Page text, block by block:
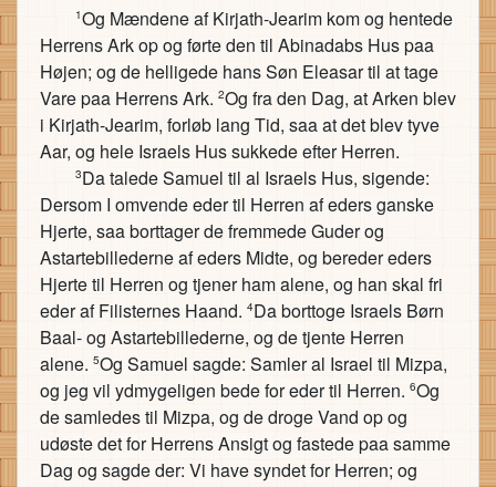
1Og Mændene af Kirjath-Jearim kom og hentede
Herrens Ark op og førte den til Abinadabs Hus paa
Højen; og de helligede hans Søn Eleasar til at tage
Vare paa Herrens Ark. 2Og fra den Dag, at Arken blev
i Kirjath-Jearim, forløb lang Tid, saa at det blev tyve
Aar, og hele Israels Hus sukkede efter Herren.
3Da talede Samuel til al Israels Hus, sigende:
Dersom I omvende eder til Herren af eders ganske
Hjerte, saa borttager de fremmede Guder og
Astartebillederne af eders Midte, og bereder eders
Hjerte til Herren og tjener ham alene, og han skal fri
eder af Filisternes Haand. 4Da borttoge Israels Børn
Baal- og Astartebillederne, og de tjente Herren
alene. 5Og Samuel sagde: Samler al Israel til Mizpa,
og jeg vil ydmygeligen bede for eder til Herren. 6Og
de samledes til Mizpa, og de droge Vand op og
udøste det for Herrens Ansigt og fastede paa samme
Dag og sagde der: Vi have syndet for Herren; og